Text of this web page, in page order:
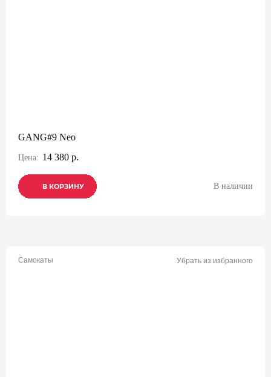
GANG#9 Neo
Цена: 14 380 р.
В КОРЗИНУ
В КОРЗИНУ
В КОРЗИНУ В наличии
Самокаты Убрать из избранного